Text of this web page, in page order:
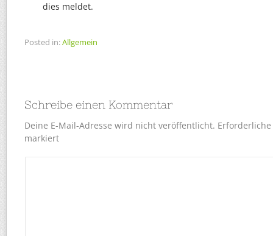
dies meldet.
Posted in:Allgemein
Schreibe einen Kommentar
Deine E-Mail-Adresse wird nicht veröffentlicht.
markiert